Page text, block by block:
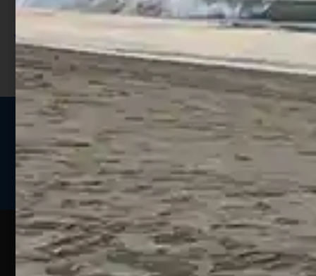
sconto;
I punti sono indicati nella pagina
prodotto;
Seguici sui social
Web
Pesca
Esperienze
Guide
Assistenza
Clienti
Contatti
Assistenza